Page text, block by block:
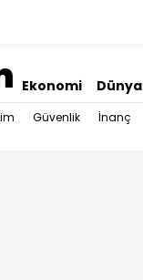
Ekonomi Dünya
Güvenlik İnanç